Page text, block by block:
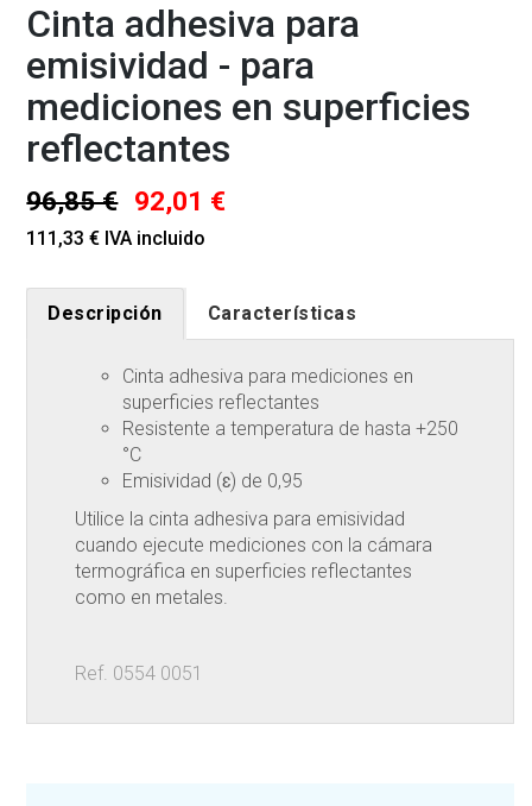
Cinta adhesiva para
emisividad - para
mediciones en superficies
reflectantes
96,85 € 92,01 €
111,33 € IVA incluido
Descripción Características
Cinta adhesiva para mediciones en
superficies reflectantes
Resistente a temperatura de hasta +250
°C
Emisividad (ɛ) de 0,95
Utilice la cinta adhesiva para emisividad
cuando ejecute mediciones con la cámara
termográfica en superficies reflectantes
como en metales.
Ref. 0554 0051